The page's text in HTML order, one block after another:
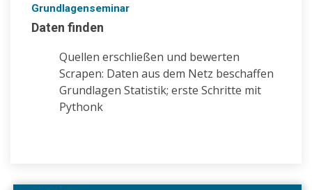
Grundlagenseminar
Daten finden
Quellen erschließen und bewerten
Scrapen: Daten aus dem Netz beschaffen
Grundlagen Statistik; erste Schritte mit
Pythonk